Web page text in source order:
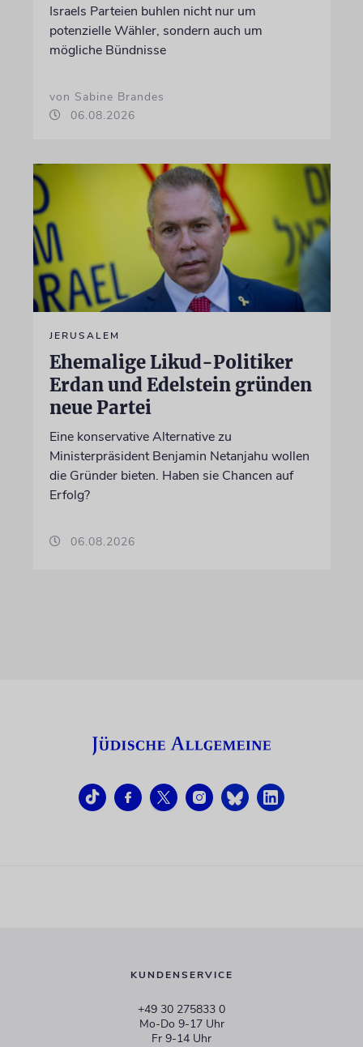
Israels Parteien buhlen nicht nur um
potenzielle Wähler, sondern auch um
mögliche Bündnisse
von Sabine Brandes
06.08.2026
JERUSALEM
Ehemalige Likud-Politiker
Erdan und Edelstein gründen
neue Partei
Eine konservative Alternative zu
Ministerpräsident Benjamin Netanjahu wollen
die Gründer bieten. Haben sie Chancen auf
Erfolg?
06.08.2026
KUNDENSERVICE
+49 30 275833 0
Mo-Do 9-17 Uhr
Fr 9-14 Uhr